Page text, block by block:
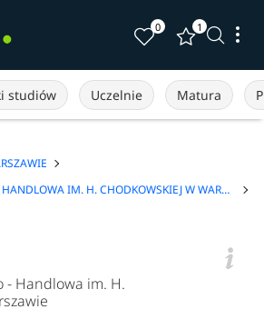
0 1
studiów Uczelnie Matura
UCZELNIA TECHNICZNO - HANDLOWA IM. H. CHODKOWSKIEJ W WARSZAWIE
- Handlowa im. H.